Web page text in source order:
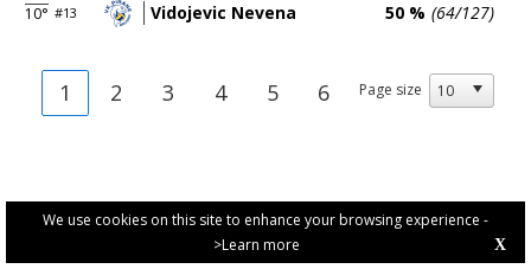
We use cookies on this site to enhance your browsing experience -
>Learn more
X
10° #13 Vidojevic Nevena 50 % (64/127)
1 2 3 4 5 6 Page size